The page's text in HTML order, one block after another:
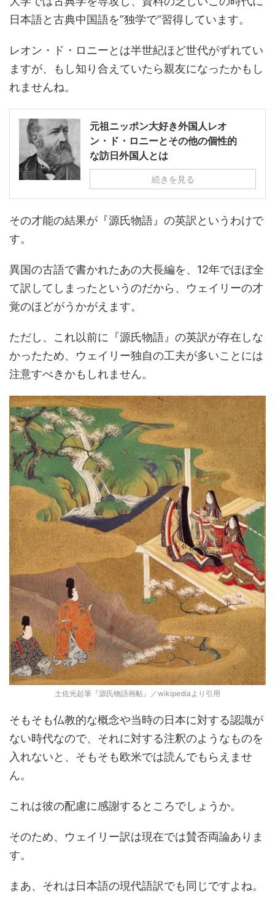
日本語と古典中国語を”独学で”習得しています。
レオン・ド・ロニーとは半世紀ほど世代がずれてい
ますが、もし知り合えていたら親友になったかもし
れませんね。
元祖ニッポン大好き外国人レオ
ン・ド・ロニーとその他の個性的
な訪日外国人とは
続きを見る
その才能の結果が『源氏物語』の英訳というわけで
す。
異国の古語で書かれたあの大長編を、12年でほぼ全
て訳してしまったというのだから、ウェイリーの才
覚のほどがうかがえます。
ただし、これ以前に『源氏物語』の英訳が存在しな
かったため、ウェイリー独自の工夫が多いことには
注意すべきかもしれません。
土佐光起筆『源氏物語画帖』／wikipediaより引用
そもそも仏教的な概念や当時の日本に対する認識が
ない時代なので、それに対する注釈のようなものを
入れないと、そもそも欧米では読んでもらえませ
ん。
これは彼の配慮に感謝するところでしょうか。
そのため、ウェイリー訳は現在では賛否両論ありま
す。
まあ、それは日本語の現代語訳でも同じですよね。